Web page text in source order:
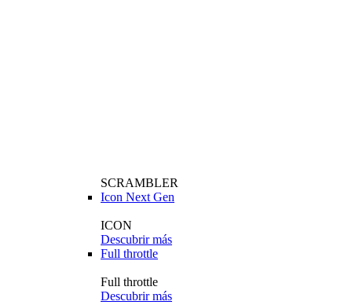
SCRAMBLER
Icon Next Gen
ICON
Descubrir más
Full throttle
Full throttle
Descubrir más